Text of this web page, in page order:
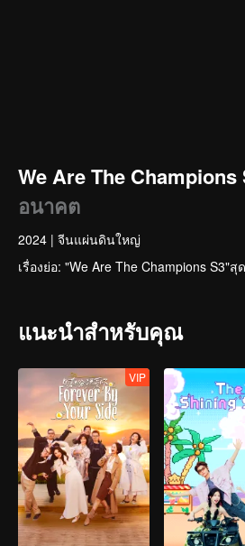
We Are The Champions
อนาคต
2024 | จีนแผ่นดินใหญ่
เรื่องย่อ: "We Are The Champions
แนะนำสำหรับคุณ
VIP